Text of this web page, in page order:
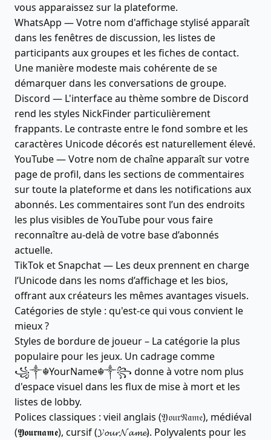
vous apparaissez sur la plateforme.
WhatsApp — Votre nom d'affichage stylisé apparaît
dans les fenêtres de discussion, les listes de
participants aux groupes et les fiches de contact.
Une manière modeste mais cohérente de se
démarquer dans les conversations de groupe.
Discord — L'interface au thème sombre de Discord
rend les styles NickFinder particulièrement
frappants. Le contraste entre le fond sombre et les
caractères Unicode décorés est naturellement élevé.
YouTube — Votre nom de chaîne apparaît sur votre
page de profil, dans les sections de commentaires
sur toute la plateforme et dans les notifications aux
abonnés. Les commentaires sont l’un des endroits
les plus visibles de YouTube pour vous faire
reconnaître au-delà de votre base d’abonnés
actuelle.
TikTok et Snapchat — Les deux prennent en charge
l’Unicode dans les noms d’affichage et les bios,
offrant aux créateurs les mêmes avantages visuels.
Catégories de style : qu'est-ce qui vous convient le
mieux ?
Styles de bordure de joueur – La catégorie la plus
populaire pour les jeux. Un cadrage comme
꧁༒☬YourName☬༒꧂ donne à votre nom plus
d'espace visuel dans les flux de mise à mort et les
listes de lobby.
Polices classiques : vieil anglais (𝔜𝔬𝔲𝔯𝔑𝔞𝔪𝔢), médiéval
(𝖄𝖔𝖚𝖗𝖓𝖆𝖒𝖊), cursif (𝓨𝓸𝓾𝓻𝓝𝓪𝓶𝓮). Polyvalents pour les